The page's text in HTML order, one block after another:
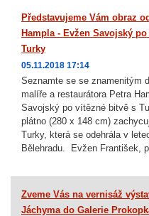
Představujeme Vám obraz
Hampla - Evžen Savojský
Turky
05.11.2018 17:14
Seznamte se se znamenitým
malíře a restaurátora Petra
Savojský po vítězné bitvě s
plátno (280 x 148 cm)
Turky, která se odehrála v
Bělehradu. Evžen František,
Zveme Vás na vernisáž
Jáchyma do Galerie